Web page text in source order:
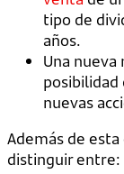
tipo de
años.
Una
posibilidad
nuevas
Además de
distinguir entre: